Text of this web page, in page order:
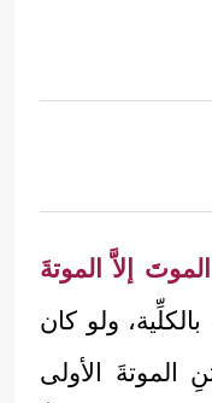
إلاَّ الموتةَ
ولو كان
الموتةَ الأولى